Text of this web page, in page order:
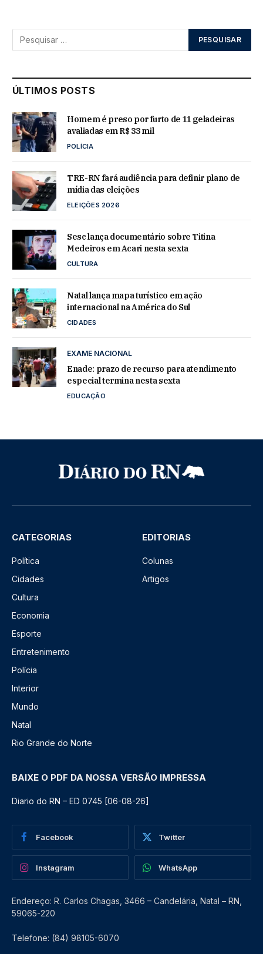
ÚLTIMOS POSTS
Homem é preso por furto de 11 geladeiras
avaliadas em R$ 33 mil
POLÍCIA
TRE-RN fará audiência para definir plano de
mídia das eleições
ELEIÇÕES 2026
Sesc lança documentário sobre Titina
Medeiros em Acari nesta sexta
CULTURA
Natal lança mapa turístico em ação
internacional na América do Sul
CIDADES
EXAME NACIONAL
Enade: prazo de recurso para atendimento
especial termina nesta sexta
EDUCAÇÃO
CATEGORIAS
Política
Cidades
Cultura
Economia
Esporte
Entretenimento
Polícia
Interior
Mundo
Natal
Rio Grande do Norte
EDITORIAS
Colunas
Artigos
BAIXE O PDF DA NOSSA VERSÃO IMPRESSA
Diario do RN – ED 0745 [06-08-26]
Facebook Twitter
Instagram WhatsApp
Endereço: R. Carlos Chagas, 3466 – Candelária, Natal – RN,
59065-220
Telefone: (84) 98105-6070